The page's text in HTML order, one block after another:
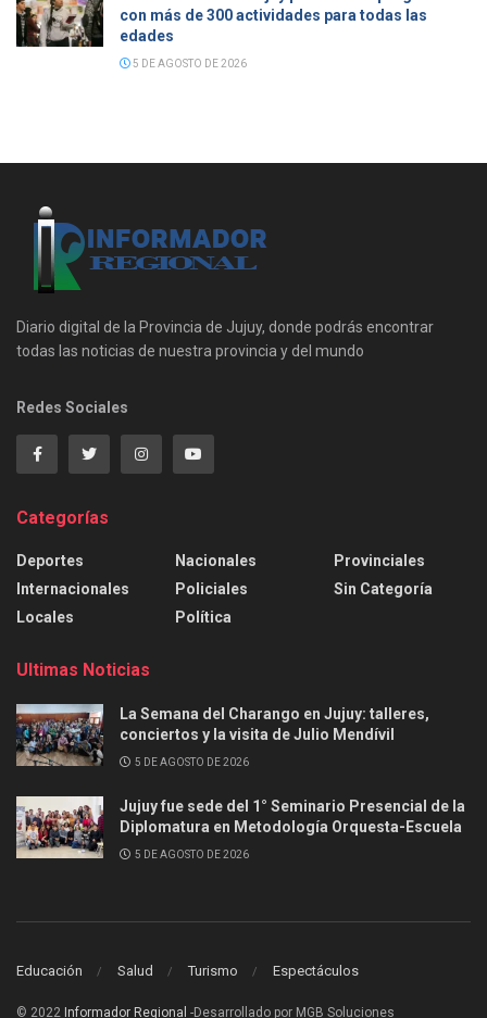
con más de 300 actividades para todas las
edades
5 DE AGOSTO DE 2026
Diario digital de la Provincia de Jujuy, donde podrás encontrar
todas las noticias de nuestra provincia y del mundo
Redes Sociales
Categorías
Deportes
Internacionales
Locales
Nacionales
Policiales
Política
Provinciales
Sin Categoría
Ultimas Noticias
La Semana del Charango en Jujuy: talleres,
conciertos y la visita de Julio Mendívil
5 DE AGOSTO DE 2026
Jujuy fue sede del 1° Seminario Presencial de la
Diplomatura en Metodología Orquesta-Escuela
5 DE AGOSTO DE 2026
Educación Salud Turismo Espectáculos
© 2022 Informador Regional -Desarrollado por MGB Soluciones